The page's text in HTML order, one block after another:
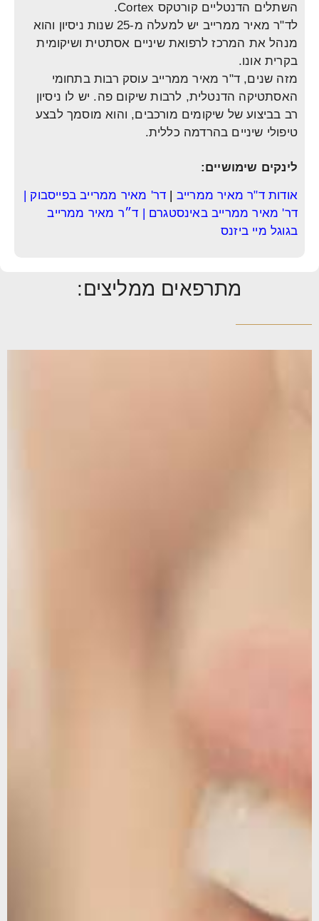
השתלים הדנטליים קורטקס Cortex.
לד"ר מאיר ממרייב יש למעלה מ-25 שנות ניסיון והוא
מנהל את המרכז לרפואת שיניים אסתטית ושיקומית
בקרית אונו.
מזה שנים, ד"ר מאיר ממרייב עוסק רבות בתחומי
האסתטיקה הדנטלית, לרבות שיקום פה. יש לו ניסיון
רב בביצוע של שיקומים מורכבים, והוא מוסמך לבצע
טיפולי שיניים בהרדמה כללית.
לינקים שימושיים:
אודות ד"ר מאיר ממרייב דר' מאיר ממרייב בפייסבוק
דר' מאיר ממרייב באינסטגרם
ד״ר מאיר ממרייב
בגוגל מיי ביזנס
מתרפאים ממליצים: